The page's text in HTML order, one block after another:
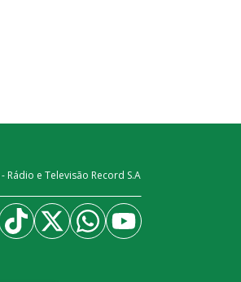
- Rádio e Televisão Record S.A